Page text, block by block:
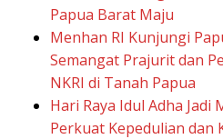
Papua Barat Maju
Menhan RI Kunjungi
Semangat Prajurit dan
NKRI di Tanah Papua
Hari Raya Idul Adha Jadi
Perkuat Kepedulian dan